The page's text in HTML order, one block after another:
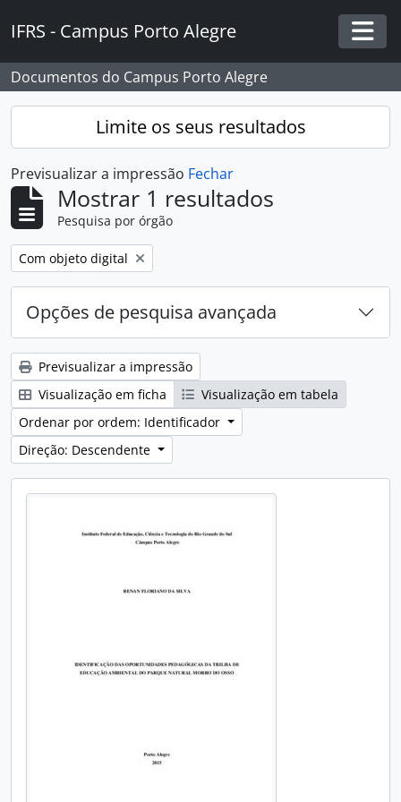
IFRS - Campus Porto Alegre
Documentos do Campus Porto Alegre
Limite os seus resultados
Previsualizar a impressão Fechar
Mostrar 1 resultados
Pesquisa por órgão
Remover filtro:
Com objeto digital
Opções de pesquisa avançada
Previsualizar a impressão
Visualização em ficha
Visualização em tabela
Ordenar por ordem: Identificador
Direção: Descendente